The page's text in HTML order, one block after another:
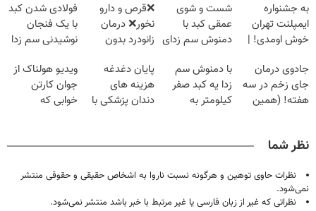
به جشنواره
ایمپلنت تهران
خوش اومدی! |
مشاوره رایگان
بگیر!
شست و شوی
عمقی کبد با
دمنوش سم زدای
❌قرص‌ و دارو
نخور❌ درمان
زانودرد بدون
فولادی شدن کبد
با یک فنجان
نوشیدنی سم زدا
جادوی درمان
جای زخم در سه
هفته! (همین
با دمنوش سم
زدا یه کبد صفر
کیلومتر به
پایان دغدغه
هزینه های
دندان پزشکی با
ویدیو هولناک از
جوان کارتن
خوابی که
نظر شما
نظرات حاوی توهین و هرگونه نسبت ناروا به اشخاص حقیقی و حقوقی منتشر
نمی‌شود.
نظراتی که غیر از زبان فارسی یا غیر مرتبط با خبر باشد منتشر نمی‌شود.